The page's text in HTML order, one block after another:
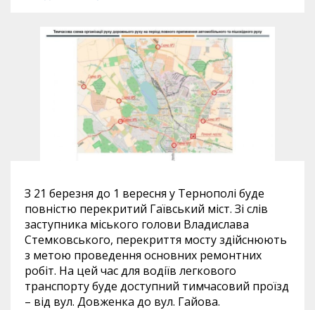
З 21 березня до 1 вересня у Тернополі буде
повністю перекритий Гаївський міст. Зі слів
заступника міського голови Владислава
Стемковського, перекриття мосту здійснюють
з метою проведення основних ремонтних
робіт. На цей час для водіїв легкового
транспорту буде доступний тимчасовий проїзд
– від вул. Довженка до вул. Гайова.